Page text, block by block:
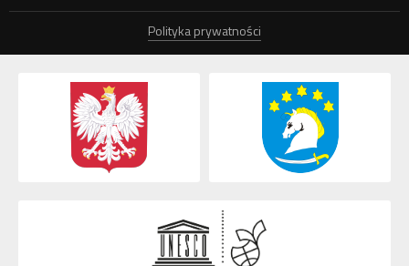
Polityka prywatności